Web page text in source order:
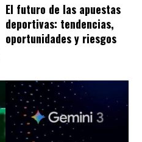
El futuro de las apuestas
deportivas: tendencias,
oportunidades y riesgos